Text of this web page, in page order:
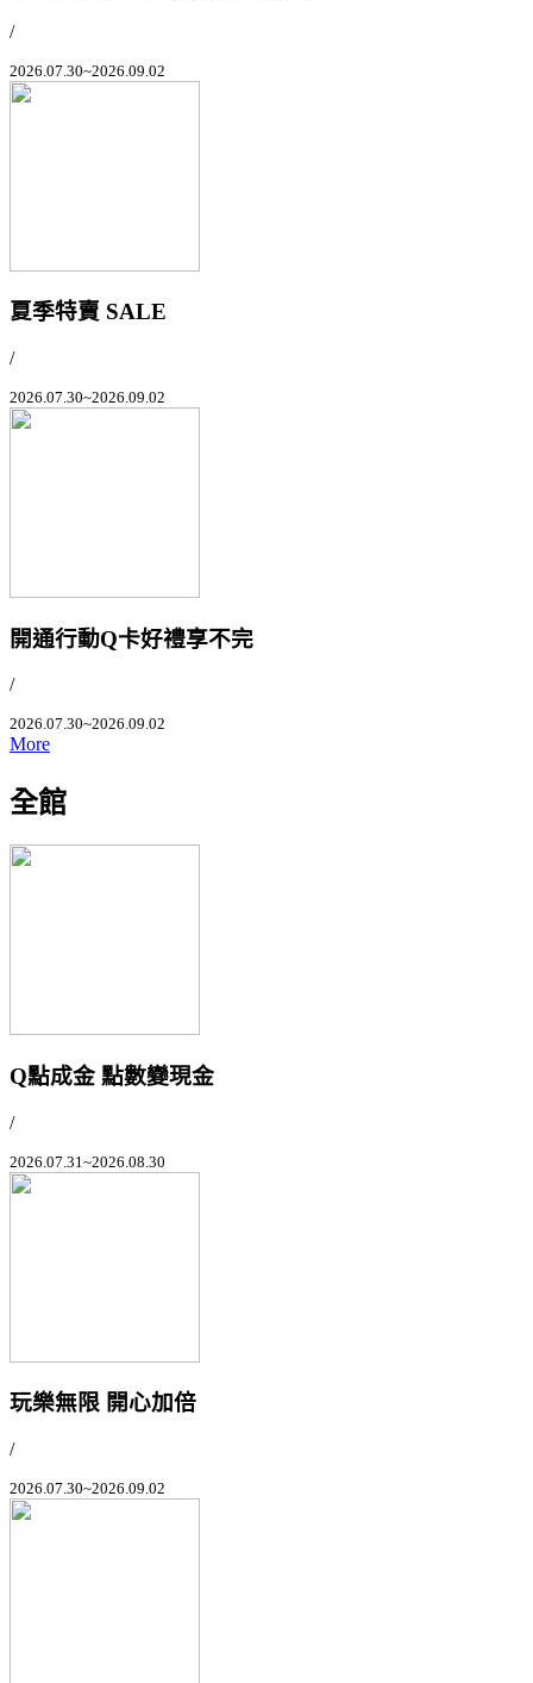
/
2026.07.30~2026.09.02
夏季特賣 SALE
/
2026.07.30~2026.09.02
開通行動Q卡好禮享不完
/
2026.07.30~2026.09.02
More
全館
Q點成金 點數變現金
/
2026.07.31~2026.08.30
玩樂無限 開心加倍
/
2026.07.30~2026.09.02